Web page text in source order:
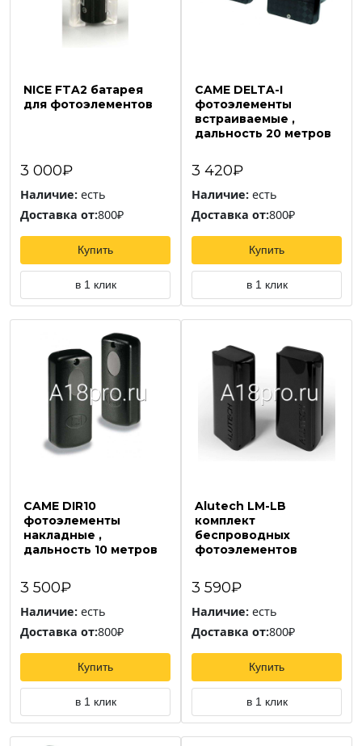
NICE FTA2 батарея
для фотоэлементов
3 000₽
Наличие: есть
Доставка от:800₽
Купить
в 1 клик
CAME DELTA-I
фотоэлементы
встраиваемые ,
дальность 20 метров
3 420₽
Наличие: есть
Доставка от:800₽
Купить
в 1 клик
CAME DIR10
фотоэлементы
накладные ,
дальность 10 метров
3 500₽
Наличие: есть
Доставка от:800₽
Купить
в 1 клик
Alutech LM-LB
комплект
беспроводных
фотоэлементов
3 590₽
Наличие: есть
Доставка от:800₽
Купить
в 1 клик